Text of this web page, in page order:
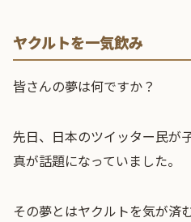
ヤクルトを一気飲み
皆さんの夢は何ですか？
先日、日本のツイッター民が
真が話題になっていました。
その夢とはヤクルトを気が済